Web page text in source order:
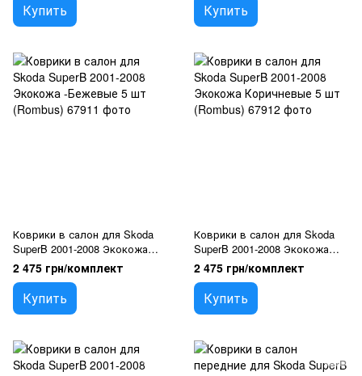
Купить Купить
Коврики в салон для Skoda
SuperB 2001-2008 Экокожа
-Бежевые 5 шт (Rombus)
2 475 грн/комплект
Купить
Коврики в салон для Skoda
SuperB 2001-2008 Экокожа
Коричневые 5 шт (Rombus)
2 475 грн/комплект
Купить